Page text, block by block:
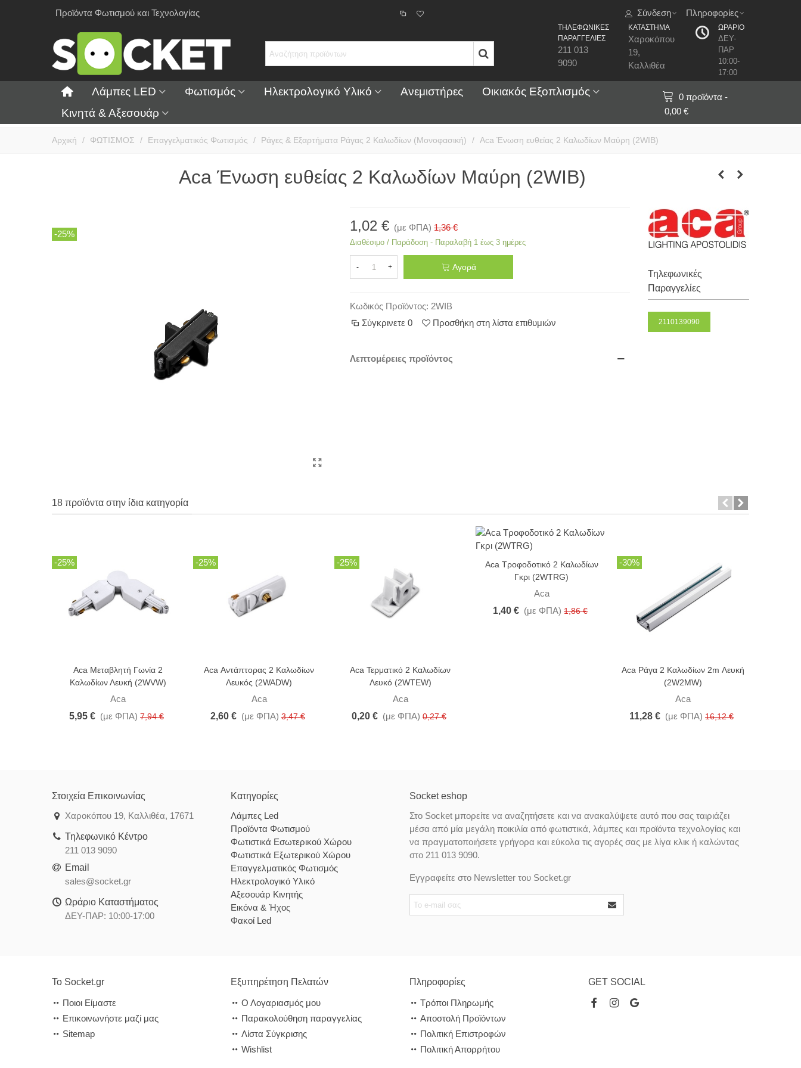
Προϊόντα Φωτισμού και Τεχνολογίας Σύνδεση Πληροφορίες
ΤΗΛΕΦΩΝΙΚΕΣ
ΠΑΡΑΓΓΕΛΙΕΣ
211 013
9090
ΚΑΤΑΣΤΗΜΑ
Χαροκόπου
19,
Καλλιθέα
ΩΡΑΡΙΟ
ΔΕΥ-
ΠΑΡ
10:00-
17:00
Λάμπες LED Φωτισμός Ηλεκτρολογικό Υλικό Ανεμιστήρες
Οικιακός Εξοπλισμός
Κινητά & Αξεσουάρ
0 προϊόντα -
0,00 €
Αρχική / ΦΩΤΙΣΜΟΣ / Επαγγελματικός Φωτισμός / Ράγες & Εξαρτήματα Ράγας 2 Καλωδίων (Μονοφασική) / Aca Ένωση ευθείας 2 Καλωδίων Μαύρη (2WIB)
Aca Ένωση ευθείας 2 Καλωδίων Μαύρη (2WIB)
-25%
1,02 € (με ΦΠΑ) 1,36 €
Διαθέσιμο / Παράδοση - Παραλαβή 1 έως 3 ημέρες
- + Αγορά
Κωδικός Προϊόντος: 2WIB
Σύγκρινετε 0 Προσθήκη στη λίστα επιθυμιών
Λεπτομέρειες προϊόντος
Τηλεφωνικές
Παραγγελίες
2110139090
18 προϊόντα στην ίδια κατηγορία
-25%
Aca Μεταβλητή Γωνία 2
Καλωδίων Λευκή (2WVW)
Aca
5,95 € (με ΦΠΑ) 7,94 €
-25%
Aca Αντάπτορας 2 Καλωδίων
Λευκός (2WADW)
Aca
2,60 € (με ΦΠΑ) 3,47 €
-25%
Aca Τερματικό 2 Καλωδίων
Λευκό (2WTEW)
Aca
0,20 € (με ΦΠΑ) 0,27 €
-25%
Aca Τροφοδοτικό 2 Καλωδίων
Γκρι (2WTRG)
Aca
1,40 € (με ΦΠΑ) 1,86 €
-30%
Aca Ράγα 2 Καλωδίων 2m Λευκή
(2W2MW)
Aca
11,28 € (με ΦΠΑ) 16,12 €
Στοιχεία Επικοινωνίας
Χαροκόπου 19, Καλλιθέα, 17671
Τηλεφωνικό Κέντρο
211 013 9090
Email
sales@socket.gr
Ωράριο Καταστήματος
ΔΕΥ-ΠΑΡ: 10:00-17:00
Κατηγορίες
Λάμπες Led
Προϊόντα Φωτισμού
Φωτιστικά Εσωτερικού Χώρου
Φωτιστικά Εξωτερικού Χώρου
Επαγγελματικός Φωτισμός
Ηλεκτρολογικό Υλικό
Αξεσουάρ Κινητής
Εικόνα & Ήχος
Φακοί Led
Socket eshop
Στο Socket μπορείτε να αναζητήσετε και να ανακαλύψετε αυτό που σας ταιριάζει
μέσα από μία μεγάλη ποικιλία από φωτιστικά, λάμπες και προϊόντα τεχνολογίας και
να πραγματοποιήσετε γρήγορα και εύκολα τις αγορές σας με λίγα κλικ ή καλώντας
στο 211 013 9090.
Εγγραφείτε στο Newsletter του Socket.gr
Το Socket.gr
Ποιοι Είμαστε
Επικοινωνήστε μαζί μας
Sitemap
Εξυπηρέτηση Πελατών
Ο Λογαριασμός μου
Παρακολούθηση παραγγελίας
Λίστα Σύγκρισης
Wishlist
Πληροφορίες
Τρόποι Πληρωμής
Αποστολή Προϊόντων
Πολιτική Επιστροφών
Πολιτική Απορρήτου
GET SOCIAL